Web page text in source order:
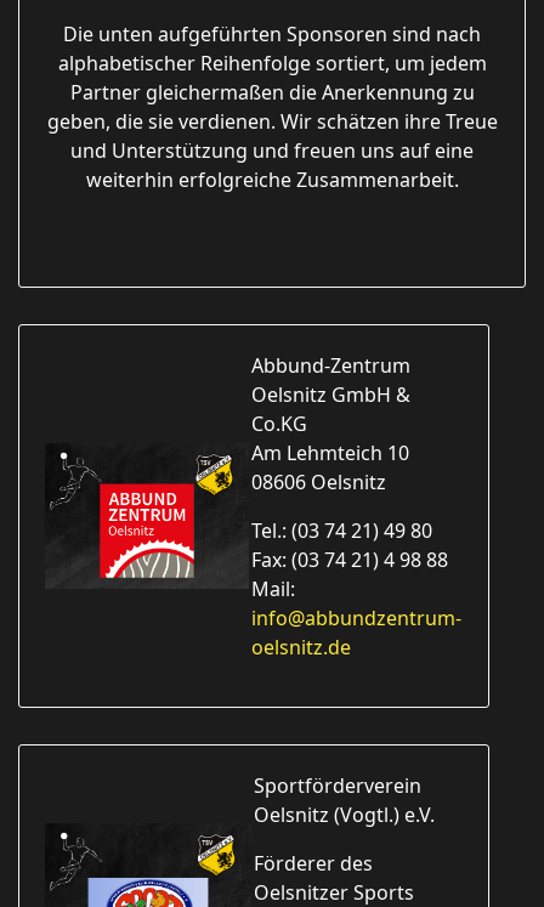
Die unten aufgeführten Sponsoren sind nach
alphabetischer Reihenfolge sortiert, um jedem
Partner gleichermaßen die Anerkennung zu
geben, die sie verdienen. Wir schätzen ihre Treue
und Unterstützung und freuen uns auf eine
weiterhin erfolgreiche Zusammenarbeit.
Abbund-Zentrum
Oelsnitz GmbH &
Co.KG
Am Lehmteich 10
08606 Oelsnitz
Tel.: (03 74 21) 49 80
Fax: (03 74 21) 4 98 88
Mail:
info@abbundzentrum-
oelsnitz.de
Sportförderverein
Oelsnitz (Vogtl.) e.V.
Förderer des
Oelsnitzer Sports